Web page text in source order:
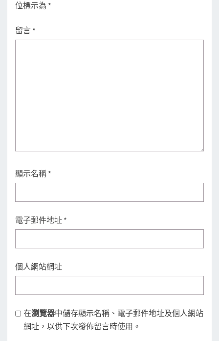
位標示為 *
留言 *
顯示名稱 *
電子郵件地址 *
個人網站網址
在瀏覽器中儲存顯示名稱、電子郵件地址及個人網站
網址，以供下次發佈留言時使用。